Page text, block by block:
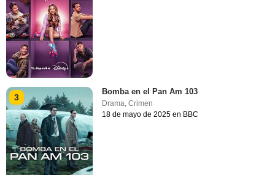
3
Bomba en el Pan Am 103
Drama ,Crimen
18 de mayo de 2025 en BBC